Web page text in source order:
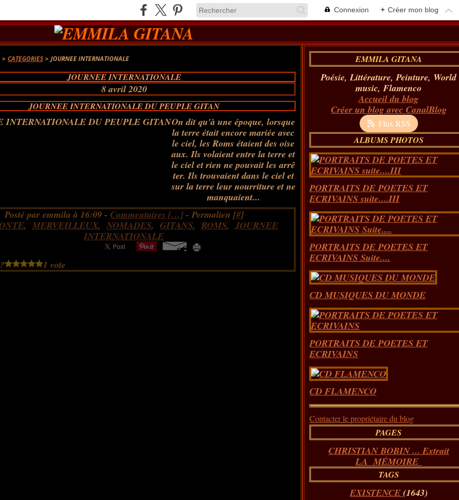
Connexion + Créer mon blog
> CATEGORIES > JOURNEE INTERNATIONALE
JOURNEE INTERNATIONALE
8 avril 2020
JOURNEE INTERNATIONALE DU PEUPLE GITAN
On dit qu'à une époque, lorsque
la terre était encore mariée avec
le ciel, les Roms étaient des oise
aux. Ils volaient entre la terre et
le ciel et rien ne pouvait les arrê
ter. Ils trouvaient dans le ciel et
sur la terre leur nourriture et ne
manquaient...
Posté par emmila à 16:09 - Commentaires […]- Permalien [#]
, MERVEILLEUX, NOMADES, GITANS, ROMS,JOURNEE
INTERNATIONALE
1 vote
EMMILA GITANA
Poésie, Littérature, Peinture, World
music, Flamenco
Accueil du blog
Créer un blog avec CanalBlog
Flux RSS
ALBUMS PHOTOS
PORTRAITS DE POETES ET
ECRIVAINS suite....III
PORTRAITS DE POETES ET
ECRIVAINS Suite....
CD MUSIQUES DU MONDE
PORTRAITS DE POETES ET
ECRIVAINS
CD FLAMENCO
Contacter le propriétaire du blog
PAGES
CHRISTIAN BOBIN ... Extrait
LA MÉMOIRE
TAGS
EXISTENCE (1643)